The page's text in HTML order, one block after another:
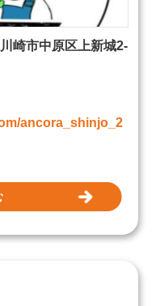
崎市中原区上新城2-
ancora_shinjo_2